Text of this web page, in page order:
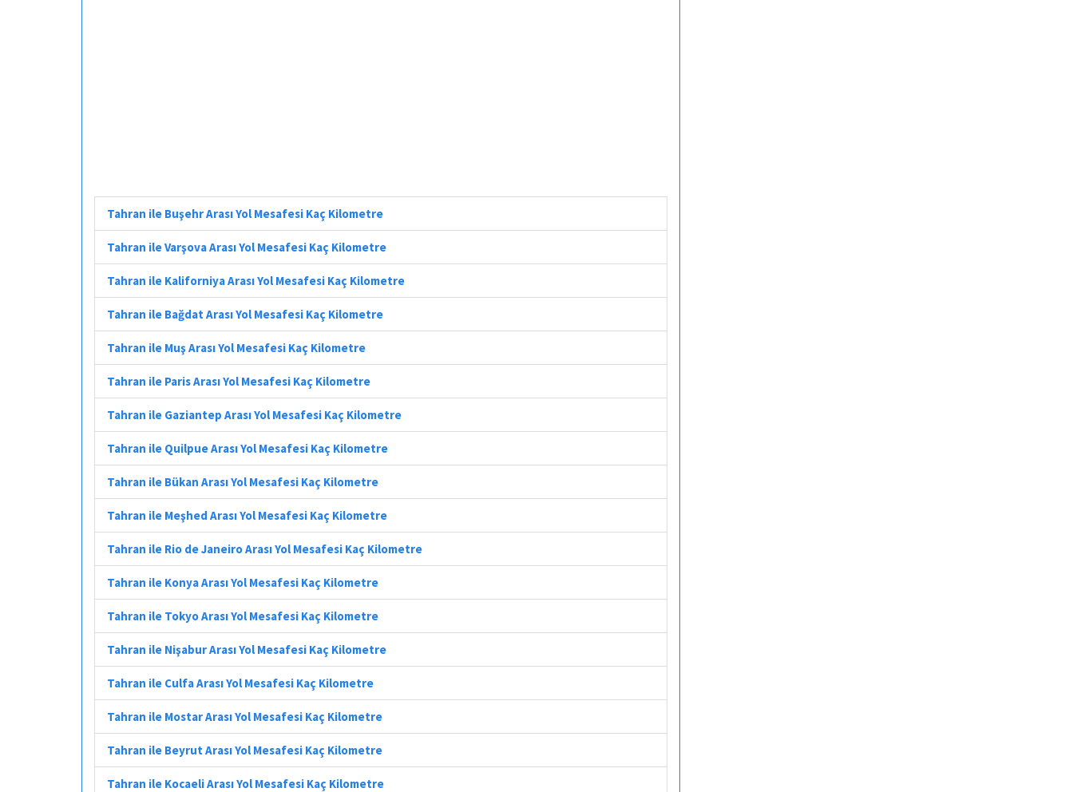
Tahran ile Buşehr Arası Yol Mesafesi Kaç Kilometre
Tahran ile Varşova Arası Yol Mesafesi Kaç Kilometre
Tahran ile Kaliforniya Arası Yol Mesafesi Kaç Kilometre
Tahran ile Bağdat Arası Yol Mesafesi Kaç Kilometre
Tahran ile Muş Arası Yol Mesafesi Kaç Kilometre
Tahran ile Paris Arası Yol Mesafesi Kaç Kilometre
Tahran ile Gaziantep Arası Yol Mesafesi Kaç Kilometre
Tahran ile Quilpue Arası Yol Mesafesi Kaç Kilometre
Tahran ile Bükan Arası Yol Mesafesi Kaç Kilometre
Tahran ile Meşhed Arası Yol Mesafesi Kaç Kilometre
Tahran ile Rio de Janeiro Arası Yol Mesafesi Kaç Kilometre
Tahran ile Konya Arası Yol Mesafesi Kaç Kilometre
Tahran ile Tokyo Arası Yol Mesafesi Kaç Kilometre
Tahran ile Nişabur Arası Yol Mesafesi Kaç Kilometre
Tahran ile Culfa Arası Yol Mesafesi Kaç Kilometre
Tahran ile Mostar Arası Yol Mesafesi Kaç Kilometre
Tahran ile Beyrut Arası Yol Mesafesi Kaç Kilometre
Tahran ile Kocaeli Arası Yol Mesafesi Kaç Kilometre